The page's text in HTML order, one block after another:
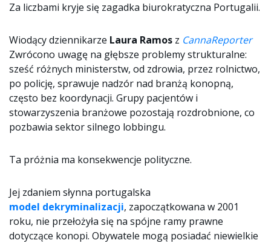
Za liczbami kryje się zagadka biurokratyczna Portugalii.
Wiodący dziennikarze Laura Ramos z CannaReporter
Zwrócono uwagę na głębsze problemy strukturalne:
sześć różnych ministerstw, od zdrowia, przez rolnictwo,
po policję, sprawuje nadzór nad branżą konopną,
często bez koordynacji. Grupy pacjentów i
stowarzyszenia branżowe pozostają rozdrobnione, co
pozbawia sektor silnego lobbingu.
Ta próżnia ma konsekwencje polityczne.
Jej zdaniem słynna portugalska
model dekryminalizacji, zapoczątkowana w 2001
roku, nie przełożyła się na spójne ramy prawne
dotyczące konopi. Obywatele mogą posiadać niewielkie